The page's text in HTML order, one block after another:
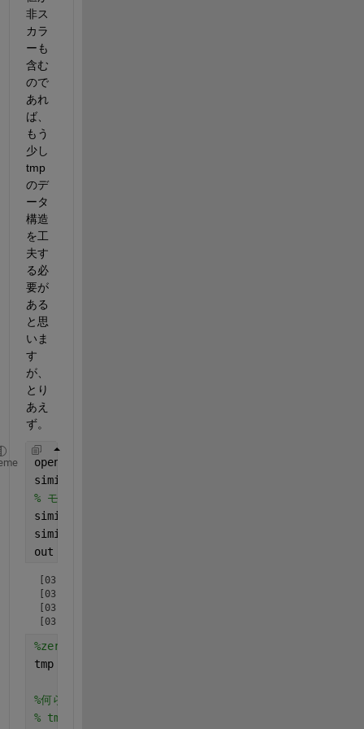
非ス
カラ
ーも
含む
ので
あれ
ば、
もう
少し
tmp
のデ
ータ
構造
を工
夫す
る必
要が
ある
と思
いま
す
が、
とり
あえ
ず。
openExample(
simin = Simulink.SimulationInput(
% モデルコンフィグレーション設定 [最終状態]:「ON」 [最
simin = simin.setModelParameter(
simin = repmat(simin,2,1);
out = parsim(simin);
[03-Nov-2024 05:58:46] Checking for availability of
[03-Nov-2024 05:58:48] Running simulations...
[03-Nov-2024 05:58:50] Completed 1 of 2 simulation runs
[03-Nov-2024 05:58:51] Completed 2 of 2 simulation runs
%zeros(モデル内の状態変数ブロック数(ただし、各ブロック
tmp = zeros(length(out(1).xFinal.loggedStates),
%何らかの方法で、tmpの値を書き換える----
% tmpの値を書き換える処理？